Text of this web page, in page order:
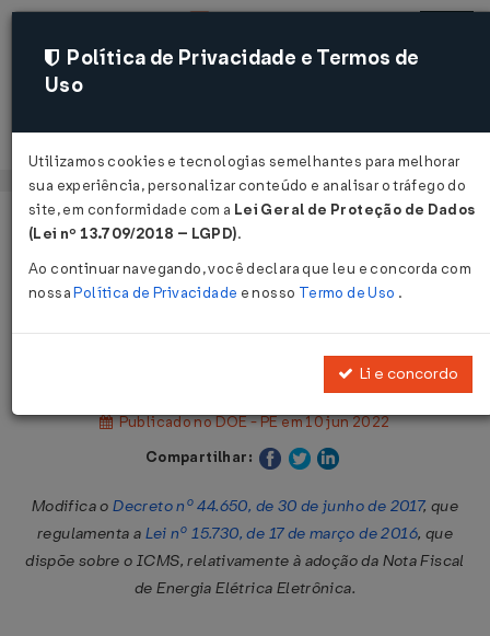
Acessar
Página Inicial
Legislações
Decreto Nº 52977 DE 09/06/2022
Publicado no DOE - PE em 10 jun 2022
Compartilhar:
Modifica oDecreto nº 44.650, de 30 de junho de 2017, que
regulamenta a Lei nº 15.730, de 17 de março de 2016, que
dispõe sobre o ICMS, relativamente à adoção da Nota Fiscal
de Energia Elétrica Eletrônica.
Política de Privacidade e Termos de
Uso
Utilizamos cookies e tecnologias semelhantes para melhorar
sua experiência, personalizar conteúdo e analisar o tráfego do
site, em conformidade com a Lei Geral de Proteção de Dados
(Lei nº 13.709/2018 – LGPD).
Ao continuar navegando, você declara que leu e concorda com
nossaPolítica de Privacidade e nosso Termo de Uso .
Li e concordo